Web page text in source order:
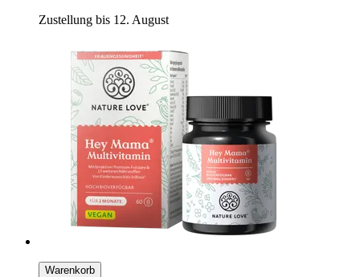
Zustellung bis 12. August
Warenkorb